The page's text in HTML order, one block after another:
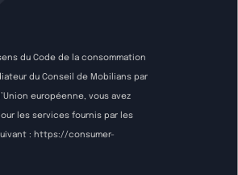
du Code de la consommation
du Conseil de Mobilians par
européenne, vous avez
les services fournis par les
: https://consumer-